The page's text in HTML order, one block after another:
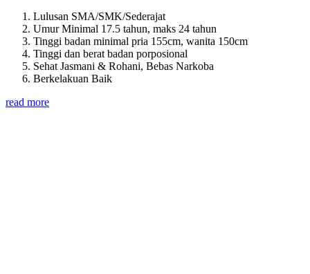
Lulusan SMA/SMK/Sederajat
Umur Minimal 17.5 tahun, maks 24 tahun
Tinggi badan minimal pria 155cm, wanita 150cm
Tinggi dan berat badan porposional
Sehat Jasmani & Rohani, Bebas Narkoba
Berkelakuan Baik
read more